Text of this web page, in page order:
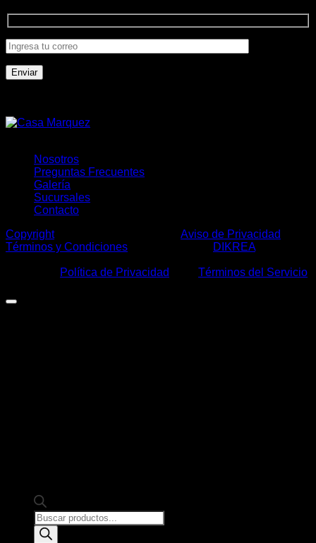
Nosotros
Preguntas Frecuentes
Galería
Sucursales
Contacto
Copyright2026 © Aviso de Privacidad
Términos y Condiciones
DIKREA|
Política de Privacidad
Términos del Servicio
Products
search